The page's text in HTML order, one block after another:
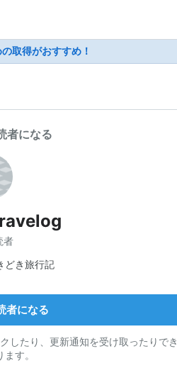
取得がおすすめ！
者になる
者
どき旅行記
者になる
したり、更新通知を受け取ったりでき
す。